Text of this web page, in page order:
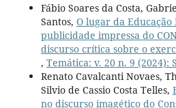
Fábio Soares da Costa,
Santos, O lugar da Educação
publicidade impressa do
discurso crítica sobre o
, Temática: v. 20 n. 9 (2024):
Renato Cavalcanti Novaes,
Silvio de Cassio Costa Telles,
no discurso imagético do